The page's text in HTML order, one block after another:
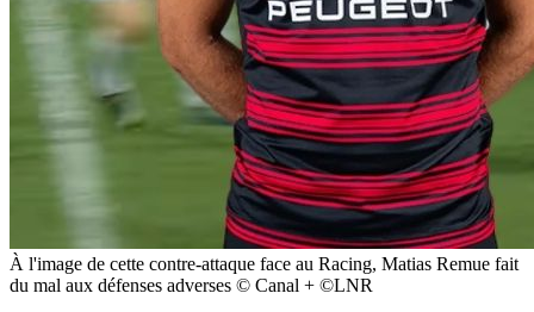
À l'image de cette contre-attaque face au Racing, Matias Remue fait
du mal aux défenses adverses © Canal + ©LNR